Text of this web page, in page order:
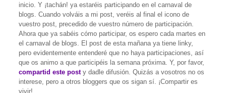
inicio. Y ¡tachán! ya estaréis participando en el carnaval de
blogs. Cuando volváis a mi post, veréis al final el icono de
vuestro post, precedido de vuestro número de participación.
Ahora que ya sabéis cómo participar, os espero cada martes en
el carnaval de blogs. El post de esta mañana ya tiene linky,
pero evidentemente entenderé que no haya participaciones, así
que os animo a que participéis la semana próxima. Y, por favor,
compartid este post y dadle difusión. Quizás a vosotros no os
interese, pero a otros bloggers que os sigan sí. ¡Compartir es
vivir!